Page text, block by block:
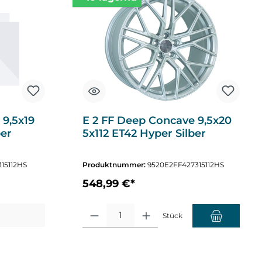
E 2 FF Deep Concave 9,5x20
5x112 ET42 Hyper Silber
Produktnummer: 9520E2FF427315112HS
548,99 €*
Produkt Anzahl: Gib den gewünschten Wert ein
Stück